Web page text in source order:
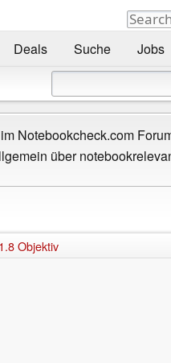
Deals Suche Jobs
Notebookcheck.com
über
Objektiv